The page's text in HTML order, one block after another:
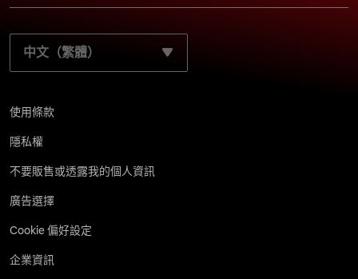
請選取您的慣用語言：
使用條款
隱私權
不要販售或透露我的個人資訊
廣告選擇
Cookie 偏好設定
企業資訊